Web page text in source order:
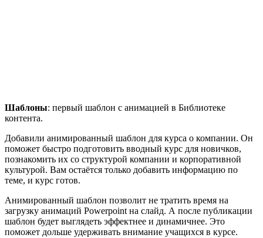
Шаблоны: первый шаблон с анимацией в Библиотеке
контента.
Добавили анимированный шаблон для курса о компании. Он
поможет быстро подготовить вводный курс для новичков,
познакомить их со структурой компании и корпоративной
культурой. Вам остаётся только добавить информацию по
теме, и курс готов.
Анимированный шаблон позволит не тратить время на
загрузку анимаций Powerpoint на слайд. А после публикации
шаблон будет выглядеть эффектнее и динамичнее. Это
поможет дольше удерживать внимание учащихся в курсе.